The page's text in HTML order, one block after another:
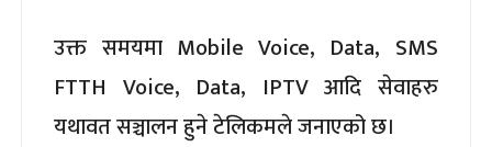
उक्त समयमा Mobile Voice, Data, SMS
FTTH Voice, Data, IPTV आदि सेवाहरु
यथावत सञ्चालन हुने टेलिकमले जनाएको छ।